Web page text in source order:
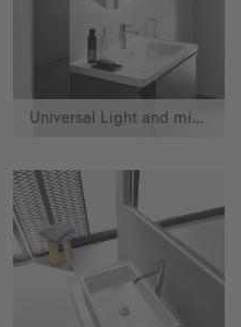
Universal Light and mirror